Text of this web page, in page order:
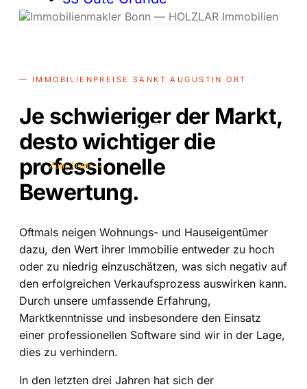
BONN · HENNEF
Lernen Sie das Team kennen
Zum Team →
— IMMOBILIENPREISE SANKT AUGUSTIN ORT
Je schwieriger der Markt,
desto wichtiger die
professionelle
Bewertung.
Oftmals neigen Wohnungs- und Hauseigentümer
dazu, den Wert ihrer Immobilie entweder zu hoch
oder zu niedrig einzuschätzen, was sich negativ auf
den erfolgreichen Verkaufsprozess auswirken kann.
Durch unsere umfassende Erfahrung,
Marktkenntnisse und insbesondere den Einsatz
einer professionellen Software sind wir in der Lage,
dies zu verhindern.
In den letzten drei Jahren hat sich der